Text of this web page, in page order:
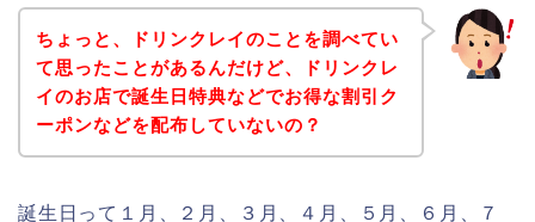
ちょっと、ドリンクレイのことを調べてい
て思ったことがあるんだけど、ドリンクレ
イのお店で誕生日特典などでお得な割引ク
ーポンなどを配布していないの？
誕生日って１月、２月、３月、４月、５月、６月、７